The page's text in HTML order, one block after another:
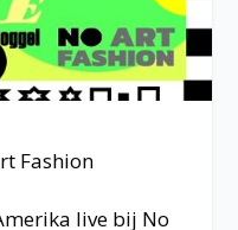
Fashion
live bij No